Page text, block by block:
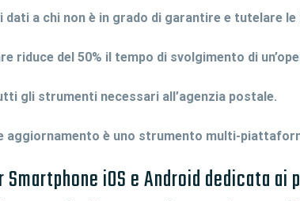
dati a chi non è in grado di garantire e tutelare
riduce del 50% il tempo di svolgimento di
gli strumenti necessari all’agenzia postale.
aggiornamento è uno strumento multi-
Smartphone iOS e Android dedicata